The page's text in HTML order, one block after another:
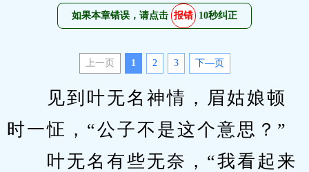
如果本章错误，请点击 报错 10秒纠正
上一页 1 2 3 下—页
见到叶无名神情，眉姑娘顿
时一怔，“公子不是这个意思？”
叶无名有些无奈，“我看起来